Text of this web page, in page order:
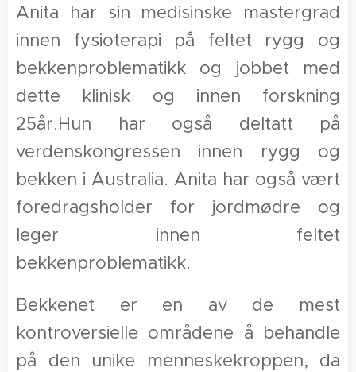
Anita har sin medisinske mastergrad
innen fysioterapi på feltet rygg og
bekkenproblematikk og jobbet med
dette klinisk og innen forskning
25år.Hun har også deltatt på
verdenskongressen innen rygg og
bekken i Australia. Anita har også vært
foredragsholder for jordmødre og
leger innen feltet
bekkenproblematikk.
Bekkenet er en av de mest
kontroversielle områdene å behandle
på den unike menneskekroppen, da